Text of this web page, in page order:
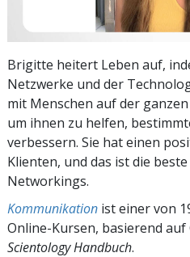
Brigitte heitert Leben auf,
Netzwerke und der
mit Menschen auf der
um ihnen zu helfen,
verbessern. Sie hat einen
Klienten, und das ist die
Networkings.
Kommunikation ist einer von
Online-Kursen, basierend auf
Scientology Handbuch.